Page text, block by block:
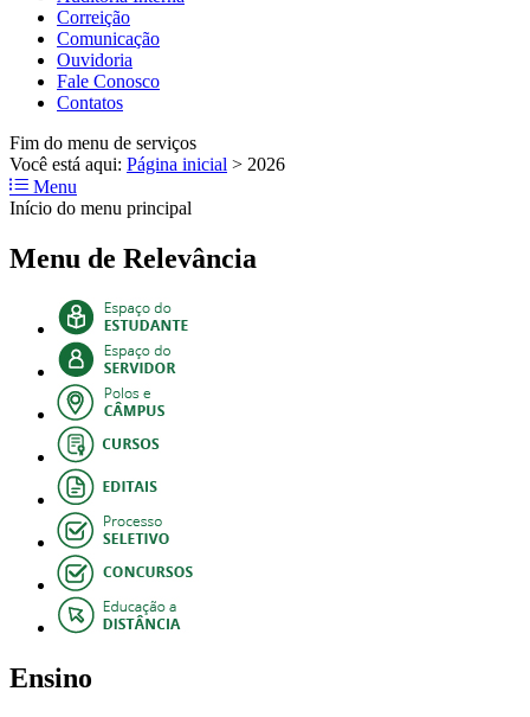
Correição
Comunicação
Ouvidoria
Fale Conosco
Contatos
Fim do menu de serviços
Você está aqui: Página inicial > 2026
Menu
Início do menu principal
Menu de Relevância
Ensino